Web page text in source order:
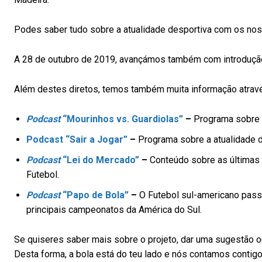
Podes saber tudo sobre a atualidade desportiva com os
A 28 de outubro de 2019, avançámos também com
Além destes diretos, temos também muita informação
Podcast“Mourinhos vs. Guardiolas” – Programa
Podcast “Sair a Jogar” – Programa sobre a atualidade
Podcast“Lei do Mercado” – Conteúdo sobre as
Futebol.
Podcast“Papo de Bola” – O Futebol sul-americano
principais campeonatos da América do Sul.
Se quiseres saber mais sobre o projeto, dar uma sugestão
Desta forma, a bola está do teu lado e nós contamos